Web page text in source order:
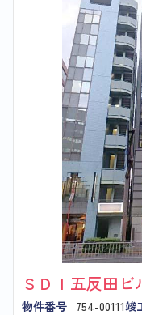
ＳＤＩ五反田ビ
物件番号 754-00111竣